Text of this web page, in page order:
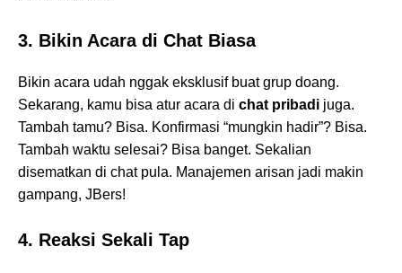
3. Bikin Acara di Chat Biasa
Bikin acara udah nggak eksklusif buat grup doang.
Sekarang, kamu bisa atur acara di chat pribadi juga.
Tambah tamu? Bisa. Konfirmasi “mungkin hadir”? Bisa.
Tambah waktu selesai? Bisa banget. Sekalian
disematkan di chat pula. Manajemen arisan jadi makin
gampang, JBers!
4. Reaksi Sekali Tap